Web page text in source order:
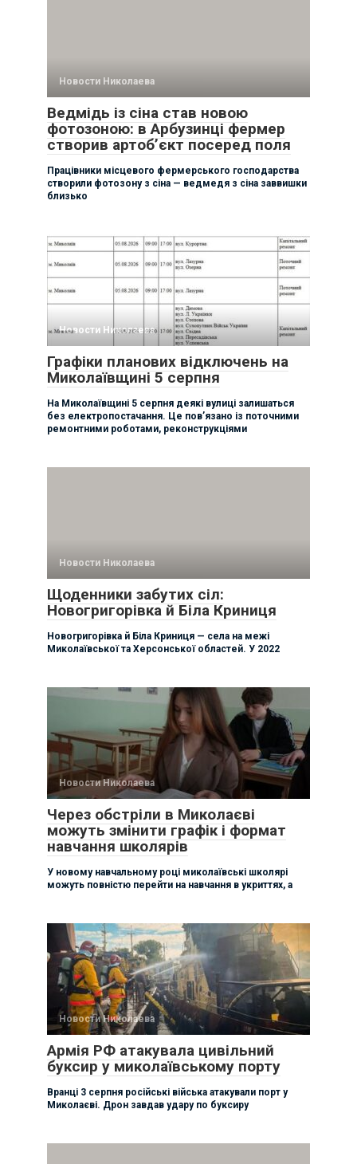
Новости Николаева
Ведмідь із сіна став новою
фотозоною: в Арбузинці фермер
створив артоб’єкт посеред поля
Працівники місцевого фермерського господарства
створили фотозону з сіна — ведмедя з сіна заввишки
близько
Новости Николаева
Графіки планових відключень на
Миколаївщині 5 серпня
На Миколаївщині 5 серпня деякі вулиці залишаться
без електропостачання. Це пов’язано із поточними
ремонтними роботами, реконструкціями
Новости Николаева
Щоденники забутих сіл:
Новогригорівка й Біла Криниця
Новогригорівка й Біла Криниця — села на межі
Миколаївської та Херсонської областей. У 2022
Новости Николаева
Через обстріли в Миколаєві
можуть змінити графік і формат
навчання школярів
У новому навчальному році миколаївські школярі
можуть повністю перейти на навчання в укриттях, а
Новости Николаева
Армія РФ атакувала цивільний
буксир у миколаївському порту
Вранці 3 серпня російські війська атакували порт у
Миколаєві. Дрон завдав удару по буксиру